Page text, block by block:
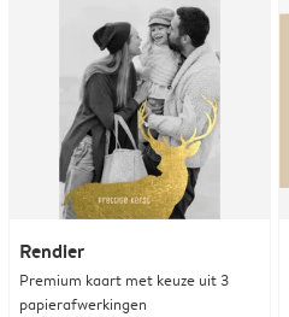
Rendier
Premium kaart met keuze uit 3
papierafwerkingen